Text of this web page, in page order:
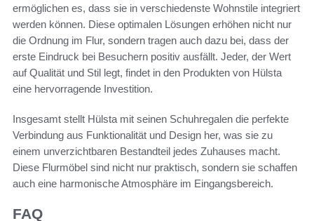
ermöglichen es, dass sie in verschiedenste Wohnstile integriert
werden können. Diese optimalen Lösungen erhöhen nicht nur
die Ordnung im Flur, sondern tragen auch dazu bei, dass der
erste Eindruck bei Besuchern positiv ausfällt. Jeder, der Wert
auf Qualität und Stil legt, findet in den Produkten von Hülsta
eine hervorragende Investition.
Insgesamt stellt Hülsta mit seinen Schuhregalen die perfekte
Verbindung aus Funktionalität und Design her, was sie zu
einem unverzichtbaren Bestandteil jedes Zuhauses macht.
Diese Flurmöbel sind nicht nur praktisch, sondern sie schaffen
auch eine harmonische Atmosphäre im Eingangsbereich.
FAQ